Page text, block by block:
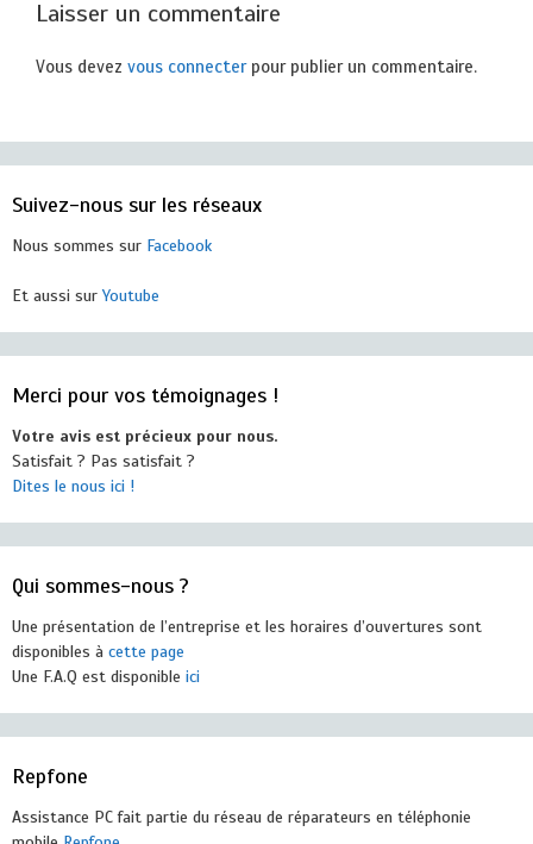
Laisser un commentaire
Vous devez vous connecterpour publier un commentaire.
Suivez-nous sur les réseaux
Nous sommes sur Facebook
Et aussi surYoutube
Merci pour vos témoignages !
Votre avis est précieux pour nous.
Satisfait ? Pas satisfait ?
Dites le nous ici !
Qui sommes-nous ?
Une présentation de l’entreprise et les horaires d’ouvertures sont
disponibles à cette page
Une F.A.Q est disponible ici
Repfone
Assistance PC fait partie du réseau de réparateurs en téléphonie